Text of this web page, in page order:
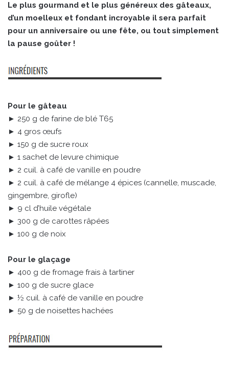
Le plus gourmand et le plus généreux des gâteaux,
d’un moelleux et fondant incroyable il sera parfait
pour un anniversaire ou une fête, ou tout simplement
la pause goûter !
Pour le gâteau
► 250 g de farine de blé T65
► 4 gros œufs
► 150 g de sucre roux
► 1 sachet de levure chimique
► 2 cuil. à café de vanille en poudre
► 2 cuil. à café de mélange 4 épices (cannelle, muscade,
gingembre, girofle)
► 9 cl d’huile végétale
► 300 g de carottes râpées
► 100 g de noix
Pour le glaçage
► 400 g de fromage frais à tartiner
► 100 g de sucre glace
► ½ cuil. à café de vanille en poudre
► 50 g de noisettes hachées